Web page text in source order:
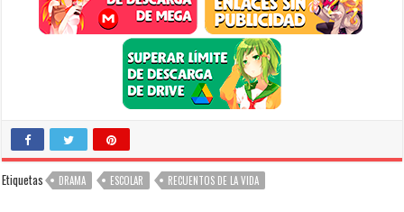
Etiquetas DRAMA ESCOLAR RECUENTOS DE LA VIDA